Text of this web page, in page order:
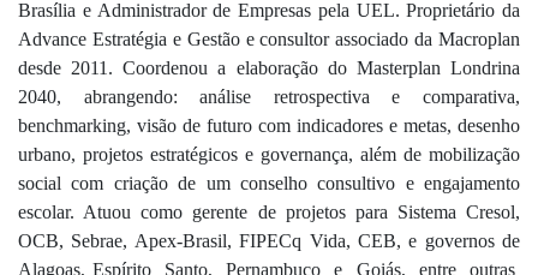
Brasília e Administrador de Empresas pela UEL. Proprietário da
Advance Estratégia e Gestão e consultor associado da Macroplan
desde 2011. Coordenou a elaboração do Masterplan Londrina
2040, abrangendo: análise retrospectiva e comparativa,
benchmarking, visão de futuro com indicadores e metas, desenho
urbano, projetos estratégicos e governança, além de mobilização
social com criação de um conselho consultivo e engajamento
escolar. Atuou como gerente de projetos para Sistema Cresol,
OCB, Sebrae, Apex-Brasil, FIPECq Vida, CEB, e governos de
Alagoas, Espírito Santo, Pernambuco e Goiás, entre outras